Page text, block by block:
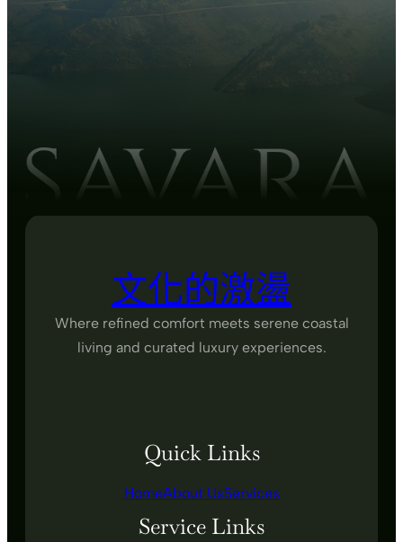
文化的激盪
Where refined comfort meets serene coastal
living and curated luxury experiences.
Quick Links
HomeAbout UsServices
Service Links